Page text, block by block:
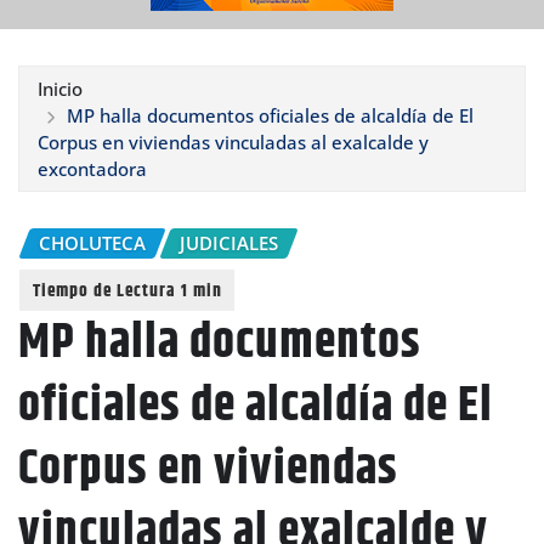
Inicio
MP halla documentos oficiales de alcaldía de El
Corpus en viviendas vinculadas al exalcalde y
excontadora
CHOLUTECA JUDICIALES
MP halla documentos
oficiales de alcaldía de El
Corpus en viviendas